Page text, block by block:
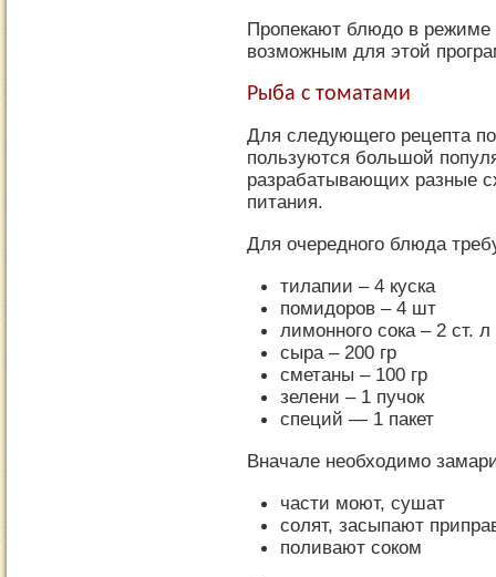
Пропекают блюдо в
возможным для этой
Рыба с томатами
Для следующего рецепта
пользуются большой
разрабатывающих разные
питания.
Для очередного блюда
тилапии – 4 куска
помидоров – 4 шт
лимонного сока – 2 ст. л
сыра – 200 гр
сметаны – 100 гр
зелени – 1 пучок
специй — 1 пакет
Вначале необходимо
части моют, сушат
солят, засыпают
поливают соком